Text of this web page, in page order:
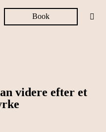
Book
videre efter et